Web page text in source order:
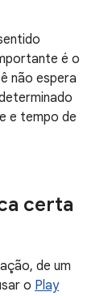
é o
não espera
e tempo de
certa
de um
o Play